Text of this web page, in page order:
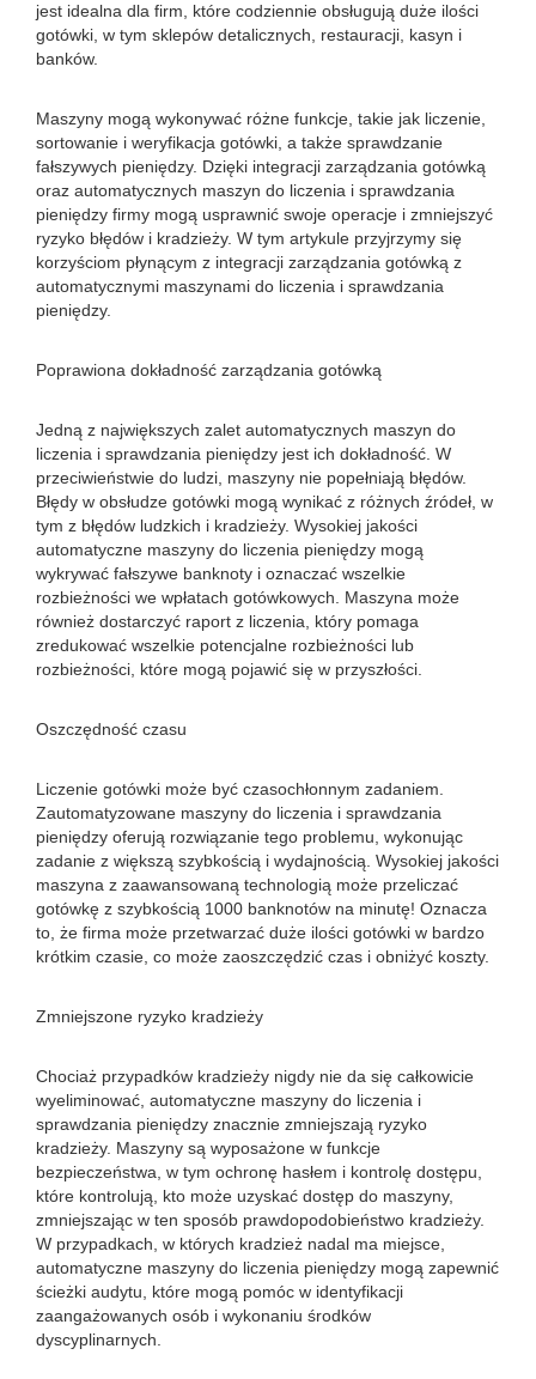
jest idealna dla firm, które codziennie obsługują duże ilości
gotówki, w tym sklepów detalicznych, restauracji, kasyn i
banków.
Maszyny mogą wykonywać różne funkcje, takie jak liczenie,
sortowanie i weryfikacja gotówki, a także sprawdzanie
fałszywych pieniędzy. Dzięki integracji zarządzania gotówką
oraz automatycznych maszyn do liczenia i sprawdzania
pieniędzy firmy mogą usprawnić swoje operacje i zmniejszyć
ryzyko błędów i kradzieży. W tym artykule przyjrzymy się
korzyściom płynącym z integracji zarządzania gotówką z
automatycznymi maszynami do liczenia i sprawdzania
pieniędzy.
Poprawiona dokładność zarządzania gotówką
Jedną z największych zalet automatycznych maszyn do
liczenia i sprawdzania pieniędzy jest ich dokładność. W
przeciwieństwie do ludzi, maszyny nie popełniają błędów.
Błędy w obsłudze gotówki mogą wynikać z różnych źródeł, w
tym z błędów ludzkich i kradzieży. Wysokiej jakości
automatyczne maszyny do liczenia pieniędzy mogą
wykrywać fałszywe banknoty i oznaczać wszelkie
rozbieżności we wpłatach gotówkowych. Maszyna może
również dostarczyć raport z liczenia, który pomaga
zredukować wszelkie potencjalne rozbieżności lub
rozbieżności, które mogą pojawić się w przyszłości.
Oszczędność czasu
Liczenie gotówki może być czasochłonnym zadaniem.
Zautomatyzowane maszyny do liczenia i sprawdzania
pieniędzy oferują rozwiązanie tego problemu, wykonując
zadanie z większą szybkością i wydajnością. Wysokiej jakości
maszyna z zaawansowaną technologią może przeliczać
gotówkę z szybkością 1000 banknotów na minutę! Oznacza
to, że firma może przetwarzać duże ilości gotówki w bardzo
krótkim czasie, co może zaoszczędzić czas i obniżyć koszty.
Zmniejszone ryzyko kradzieży
Chociaż przypadków kradzieży nigdy nie da się całkowicie
wyeliminować, automatyczne maszyny do liczenia i
sprawdzania pieniędzy znacznie zmniejszają ryzyko
kradzieży. Maszyny są wyposażone w funkcje
bezpieczeństwa, w tym ochronę hasłem i kontrolę dostępu,
które kontrolują, kto może uzyskać dostęp do maszyny,
zmniejszając w ten sposób prawdopodobieństwo kradzieży.
W przypadkach, w których kradzież nadal ma miejsce,
automatyczne maszyny do liczenia pieniędzy mogą zapewnić
ścieżki audytu, które mogą pomóc w identyfikacji
zaangażowanych osób i wykonaniu środków
dyscyplinarnych.